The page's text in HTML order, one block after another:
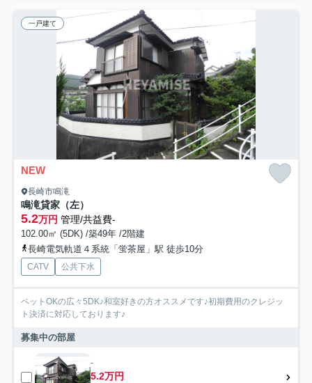
一戸建て
NEW
長崎市鳴滝
鳴滝貸家（左）
5.2万円 管理/共益費-
102.00㎡ (5DK) /築49年 /2階建
長崎電気軌道４系統「蛍茶屋」駅 徒歩10分
CATV 公共下水
ペットOKの広々5DK♪和室好きの方オススメです♪初期費用のクレジッ
ト決済に対応しております♪
募集中の部屋
-
5.2万円